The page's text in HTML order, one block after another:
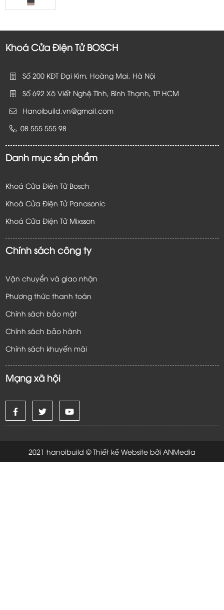
Khoá Cửa Điện Tử BOSCH
Số 200 KĐT Đại Kim, Hoàng Mai, Hà Nội
Số 692 Xô Viết Nghệ Tĩnh, Bình Thạnh, TP HCM
Hanoibuild.vn@gmail.com
08 555 555 98
Danh mục sản phẩm
Khoá Cửa Điện Tử Bosch
Khoá Cửa Điện Tử Panasonic
Khoá Cửa Điện Tử Mixsson
Chính sách công ty
Vận chuyển và giao nhận
Phương thức thanh toán
Chính sách bảo mật
Chính sách bảo hành
Chính sách khuyến mãi
Mạng xã hội
2021 hanoibuild © Thiết kế Website bởi ANMedia